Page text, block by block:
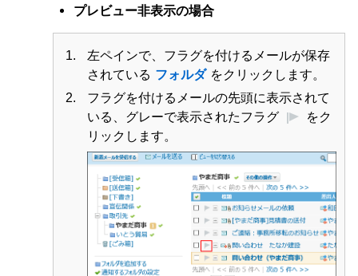
プレビュー非表示の場合
左ペインで、フラグを付けるメールが保存
されている フォルダ をクリックします。
フラグを付けるメールの先頭に表示されて
いる、グレーで表示されたフラグ
をク
リックします。